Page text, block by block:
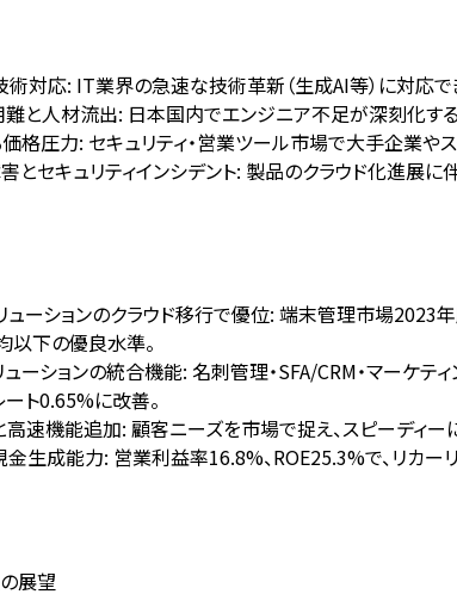
対応: IT業界の急速な技術革新（生成AI等）に対応で
と人材流出: 日本国内でエンジニア不足が深刻化す
格圧力: セキュリティ・営業ツール市場で大手企業
とセキュリティインシデント: 製品のクラウド化進展
ューションのクラウド移行で優位: 端末管理市場
下の優良水準。
ューションの統合機能: 名刺管理・SFA/CRM・マーケ
ト0.65%に改善。
速機能追加: 顧客ニーズを市場で捉え、スピーディー
生成能力: 営業利益率16.8%、ROE25.3%で、リカ
展望